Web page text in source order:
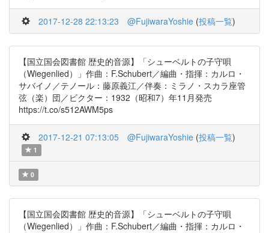
2017-12-28 22:13:23 @FujiwaraYoshie (投稿一覧)
【国立国会図書館 歴史的音源】「シューベルトの子守唄
（Wiegenlied）」作曲：F.Schubert／編曲・指揮：カルロ・
サバイノ／テノール：藤原義江／伴奏：ミラノ・スカラ座管
弦（楽）団／ビクター：1932（昭和7）年11月発売
https://t.co/s512AWM5ps
2017-12-21 07:13:05 @FujiwaraYoshie (投稿一覧)
1
0
【国立国会図書館 歴史的音源】「シューベルトの子守唄
（Wiegenlied）」作曲：F.Schubert／編曲・指揮：カルロ・